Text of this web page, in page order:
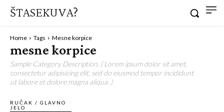
ŠTASEKUVA?
Home Tags Mesne korpice
mesne korpice
Sample Category Description. ( Lorem ipsum dolor sit amet,
consectetur adipisicing elit, sed do eiusmod tempor incididunt
ut labore et dolore magna aliqua. )
RUČAK / GLAVNO
JELO